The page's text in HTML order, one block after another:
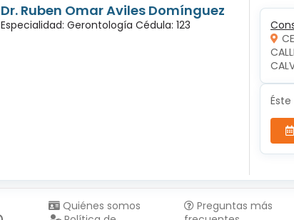
Dr. Ruben Omar Aviles Domínguez
Especialidad: Gerontología Cédula: 123
Quiénes somos
Preguntas más